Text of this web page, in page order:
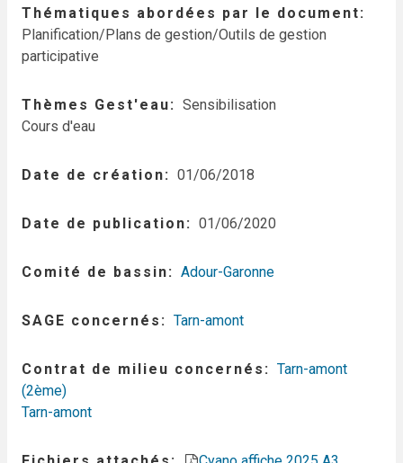
Thématiques abordées par le document
Planification/Plans de gestion/Outils de gestion
participative
Thèmes Gest'eau
Sensibilisation
Cours d'eau
Date de création 01/06/2018
Date de publication 01/06/2020
Comité de bassin Adour-Garonne
SAGE concernés Tarn-amont
Contrat de milieu concernés
Tarn-amont
(2ème)
Tarn-amont